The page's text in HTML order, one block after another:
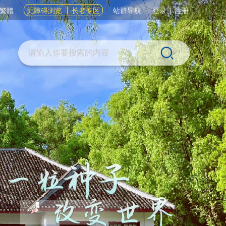
繁體 无障碍浏览 长者专区 站群导航 登录|注册